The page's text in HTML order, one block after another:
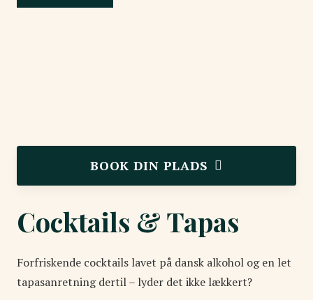
BOOK DIN PLADS
Cocktails & Tapas
Forfriskende cocktails lavet på dansk alkohol og en let
tapasanretning dertil – lyder det ikke lækkert?